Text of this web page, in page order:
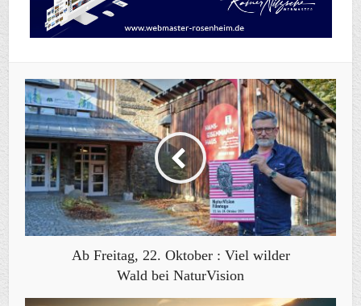
Ab Freitag, 22. Oktober : Viel wilder
Wald bei NaturVision